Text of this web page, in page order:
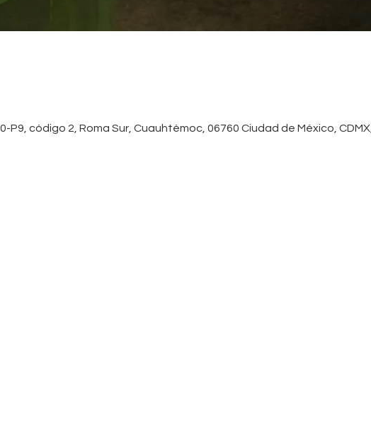
P9, código 2, Roma Sur, Cuauhtémoc, 06760 Ciudad de México, CDMX,